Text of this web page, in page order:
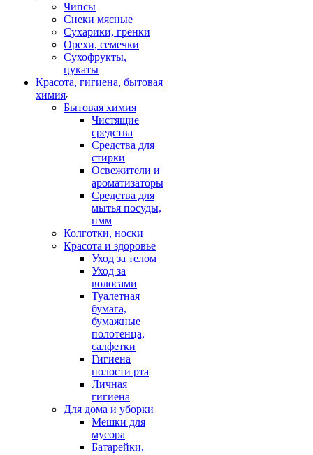
Чипсы
Снеки мясные
Сухарики, гренки
Орехи, семечки
Сухофрукты,
цукаты
Красота, гигиена, бытовая
химия
Бытовая химия
Чистящие
средства
Средства для
стирки
Освежители и
ароматизаторы
Средства для
мытья посуды,
пмм
Колготки, носки
Красота и здоровье
Уход за телом
Уход за
волосами
Туалетная
бумага,
бумажные
полотенца,
салфетки
Гигиена
полости рта
Личная
гигиена
Для дома и уборки
Мешки для
мусора
Батарейки,